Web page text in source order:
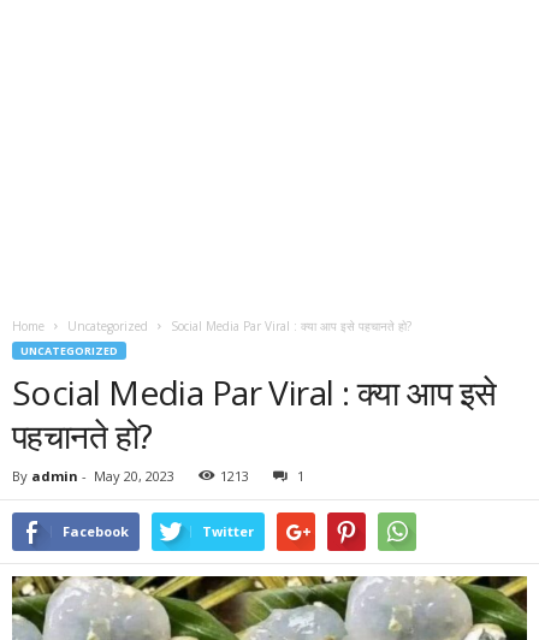
Home Uncategorized Social Media Par Viral : क्या आप इसे पहचानते हो?
UNCATEGORIZED
Social Media Par Viral : क्या आप इसे
पहचानते हो?
By admin - May 20, 2023 1213 1
Facebook Twitter